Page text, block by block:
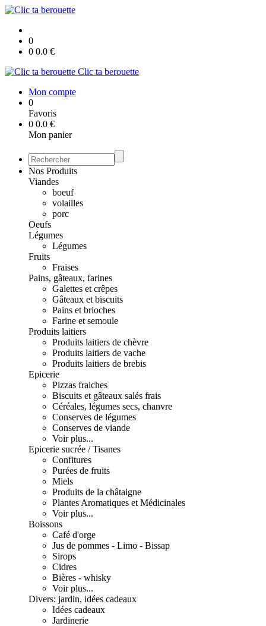
0
0 0.0 €
Clic ta berouette
Mon compte
0
Favoris
0 0.0 €
Mon panier
Nos Produits
Viandes
boeuf
volailles
porc
Oeufs
Légumes
Légumes
Fruits
Fraises
Pains, gâteaux, farines
Galettes et crêpes
Gâteaux et biscuits
Pains et brioches
Farine et semoule
Produits laitiers
Produits laitiers de chèvre
Produits laitiers de vache
Produits laitiers de brebis
Epicerie
Pizzas fraiches
Biscuits et gâteaux salés frais
Céréales, légumes secs, chanvre
Conserves de légumes
Conserves de viande
Voir plus...
Epicerie sucrée / Tisanes
Confitures
Purées de fruits
Miels
Produits de la châtaigne
Plantes Aromatiques et Médicinales
Voir plus...
Boissons
Café d'orge
Jus de pommes - Limo - Bissap
Sirops
Cidres
Bières - whisky
Voir plus...
Divers: jardin, idées cadeaux
Idées cadeaux
Jardinerie